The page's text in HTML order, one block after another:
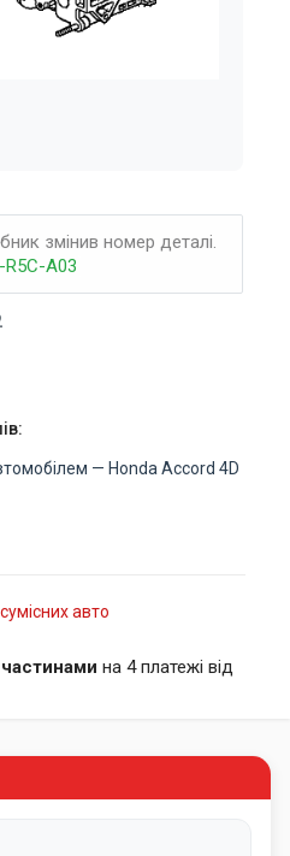
змінив номер деталі.
R5C-A03
— Honda Accord 4D
авто
на 4 платежі від